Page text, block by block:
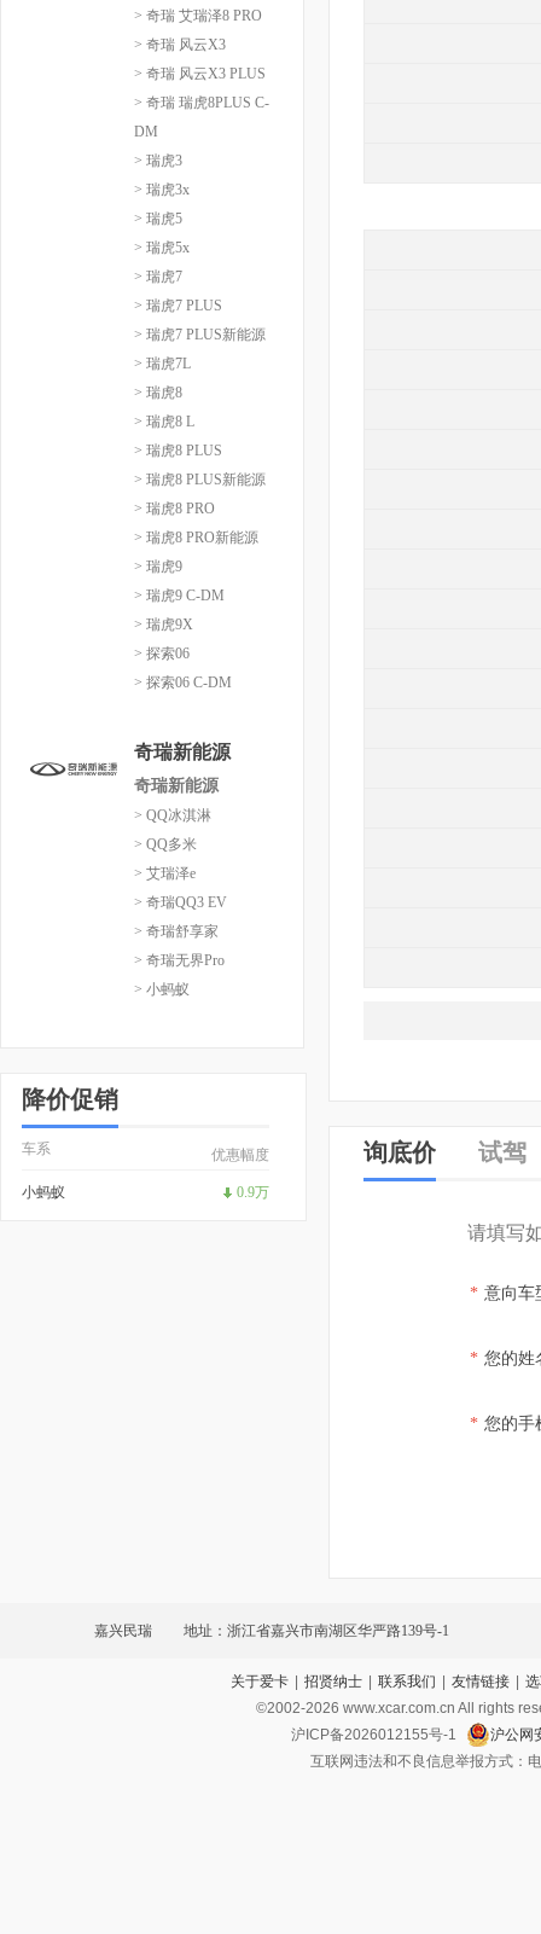
> 奇瑞 艾瑞泽8 PRO
> 奇瑞 风云X3
> 奇瑞 风云X3 PLUS
> 奇瑞 瑞虎8PLUS C-
DM
> 瑞虎3
> 瑞虎3x
> 瑞虎5
> 瑞虎5x
> 瑞虎7
> 瑞虎7 PLUS
> 瑞虎7 PLUS新能源
> 瑞虎7L
> 瑞虎8
> 瑞虎8 L
> 瑞虎8 PLUS
> 瑞虎8 PLUS新能源
> 瑞虎8 PRO
> 瑞虎8 PRO新能源
> 瑞虎9
> 瑞虎9 C-DM
> 瑞虎9X
> 探索06
> 探索06 C-DM
奇瑞新能源
奇瑞新能源
> QQ冰淇淋
> QQ多米
> 艾瑞泽e
> 奇瑞QQ3 EV
> 奇瑞舒享家
> 奇瑞无界Pro
> 小蚂蚁
降价促销
车系 优惠幅度
小蚂蚁 0.9万
询底价 试驾
请填写
* 意向车
* 您的姓
* 您的手
嘉兴民瑞 地址：浙江省嘉兴市南湖区华严路139号-1
关于爱卡 | 招贤纳士 | 联系我们 | 友情链接 |
©2002-2026 www.xcar.com.cn All rights
沪ICP备2026012155号-1
沪公网
互联网违法和不良信息举报方式：